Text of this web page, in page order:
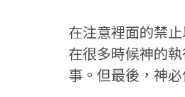
在注意裡面的禁
在很多時候神的
事。但最後，神